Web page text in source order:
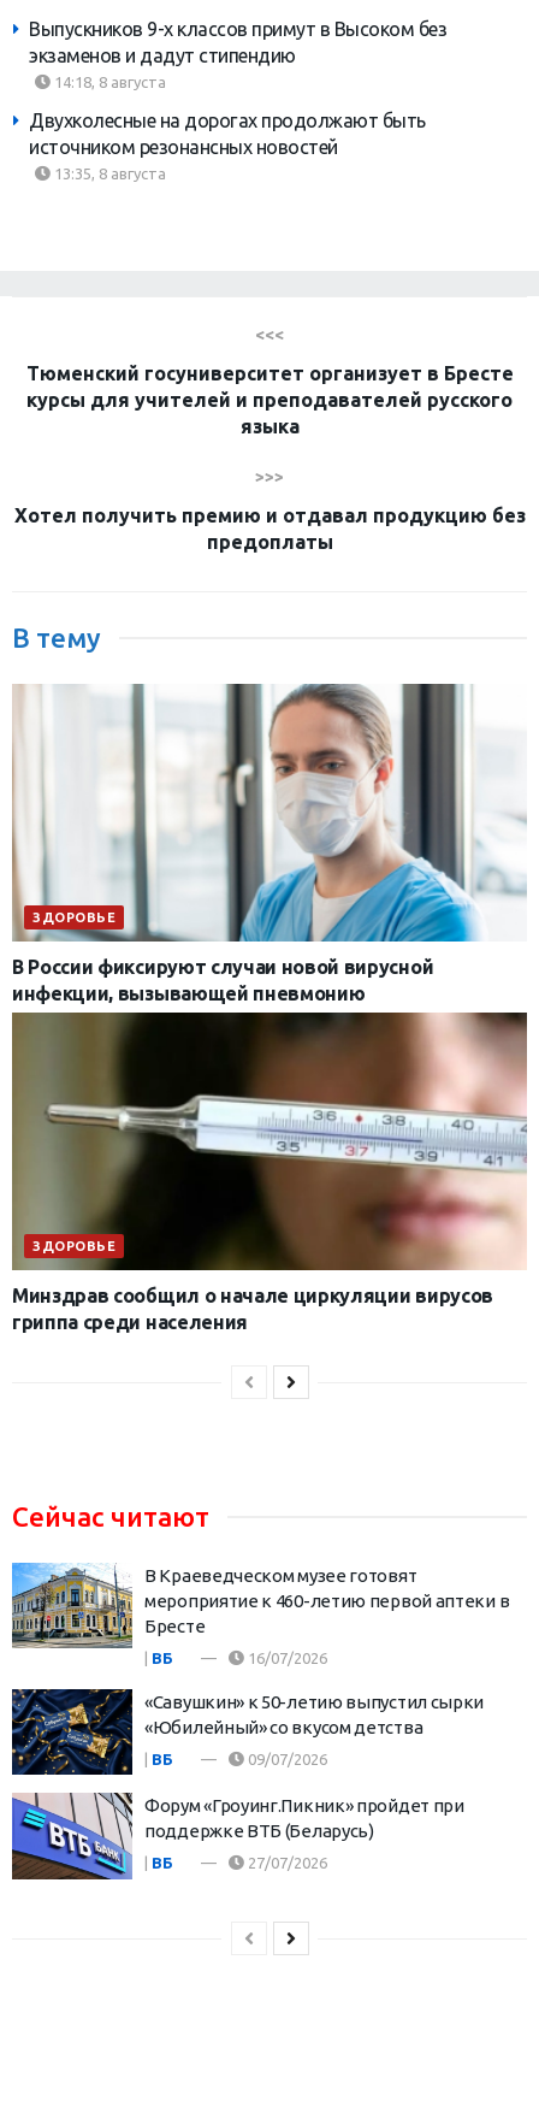
Выпускников 9-х классов примут в Высоком без
экзаменов и дадут стипендию
14:18, 8 августа
Двухколесные на дорогах продолжают быть
источником резонансных новостей
13:35, 8 августа
<<<
Тюменский госуниверситет организует в Бресте
курсы для учителей и преподавателей русского
языка
>>>
Хотел получить премию и отдавал продукцию без
предоплаты
В тему
ЗДОРОВЬЕ
В России фиксируют случаи новой вирусной
инфекции, вызывающей пневмонию
ЗДОРОВЬЕ
Минздрав сообщил о начале циркуляции вирусов
гриппа среди населения
Сейчас читают
В Краеведческом музее готовят
мероприятие к 460-летию первой аптеки в
Бресте
| ВБ 16/07/2026
«Савушкин» к 50-летию выпустил сырки
«Юбилейный» со вкусом детства
| ВБ 09/07/2026
Форум «Гроуинг.Пикник» пройдет при
поддержке ВТБ (Беларусь)
ВБ 27/07/2026